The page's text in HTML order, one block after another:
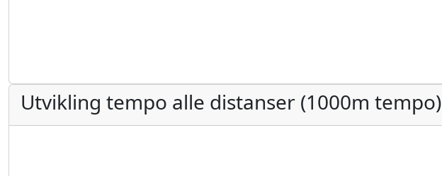
Utvikling tempo alle distanser (1000m tempo)